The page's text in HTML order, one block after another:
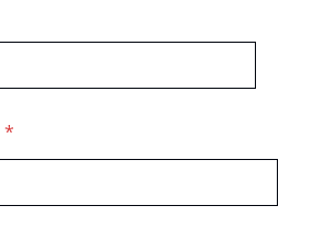
*